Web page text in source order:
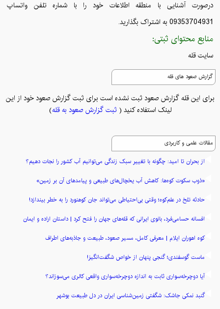
درصورت آشنایی با منطقه اطلاعات خود را با شماره تلفن واتساپ
09353704931 به اشتراک بگذارید.
منابع محتوای ثبتی:
سایت قله
گزارش صعود های قله
برای این قله گزارش صعود ثبت نشده است برای ثبت گزارش صعود خود از این
لینک استفاده کنید (
ثبت گزارش صعود به قله)
مقالات علمی و کاربردی
از بحران تا امید: چگونه با تغییر سبک زندگی می‌توانیم آب کشور را نجات دهیم؟
«ذوب سکوت کوه‌ها: کاهش آب یخچال‌های طبیعی و پیامدهای آن بر زمین»
حادثه تلخ در علم‌کوه؛ وقتی بی‌احتیاطی می‌تواند جان کوهنورد را به خطر بیندازد!
افسانه حسامی‌فرد، بانوی ایرانی که قله‌های جهان را فتح کرد | داستان اراده و ایمان
کوه اهوران ایلام | معرفی کامل، مسیر صعود، طبیعت و جاذبه‌های اطراف
ماست گوسفندی؛ گنجی پنهان از خواص شگفت‌انگیز!
آیا دوچرخه‌سواری ثابت به اندازه دوچرخه‌سواری واقعی کالری می‌سوزاند؟
گنبد نمکی جاشک: شگفتی زمین‌شناسی ایران در دل طبیعت بوشهر